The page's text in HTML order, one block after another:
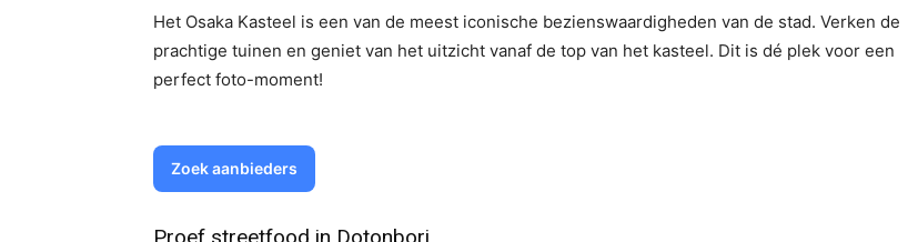
Het Osaka Kasteel is een van de meest iconische bezienswaardigheden van de stad. Verken de
prachtige tuinen en geniet van het uitzicht vanaf de top van het kasteel. Dit is dé plek voor een
perfect foto-moment!
Zoek aanbieders
Proef streetfood in Dotonbori